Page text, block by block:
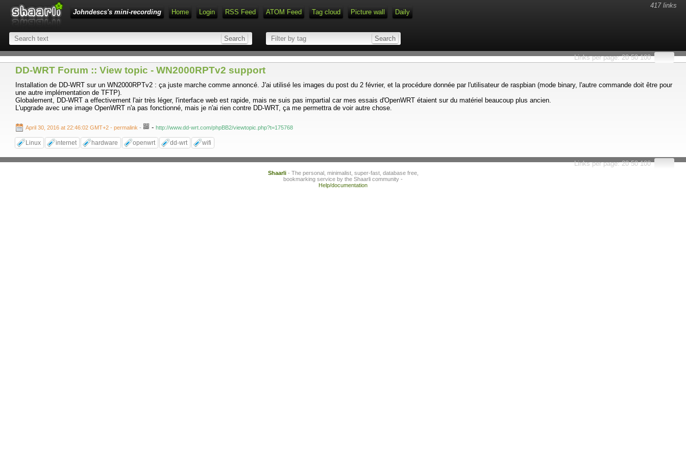
417 links
Johndescs's mini-recording
Home Login RSS Feed ATOM Feed Tag cloud Picture wall Daily
Type 1 or more characters for results.
Links per page:20 50 100
DD-WRT Forum :: View topic - WN2000RPTv2 support
Installation de DD-WRT sur un WN2000RPTv2 : ça juste marche comme annoncé. J'ai utilisé les images du post du 2 février, et la procédure donnée par l'utilisateur de raspbian (mode binary, l'autre commande doit être pour
une autre implémentation de TFTP).
Globalement, DD-WRT a effectivement l'air très léger, l'interface web est rapide, mais ne suis pas impartial car mes essais d'OpenWRT étaient sur du matériel beaucoup plus ancien.
L'upgrade avec une image OpenWRT n'a pas fonctionné, mais je n'ai rien contre DD-WRT, ça me permettra de voir autre chose.
April 30, 2016 at 22:46:02 GMT+2 - permalink - - http://www.dd-wrt.com/phpBB2/viewtopic.php?t=175768
Linux internet hardware openwrt dd-wrt wifi
Links per page:20 50 100
Shaarli- The personal, minimalist, super-fast, database free,
bookmarking service by the Shaarli community -
Help/documentation